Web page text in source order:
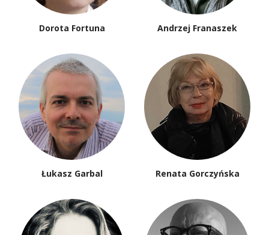
Dorota Fortuna Andrzej Franaszek
Łukasz Garbal Renata Gorczyńska